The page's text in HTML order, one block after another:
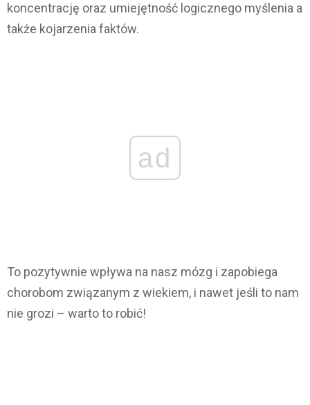
koncentrację oraz umiejętność logicznego myślenia a
także kojarzenia faktów.
ad
To pozytywnie wpływa na nasz mózg i zapobiega
chorobom związanym z wiekiem, i nawet jeśli to nam
nie grozi – warto to robić!